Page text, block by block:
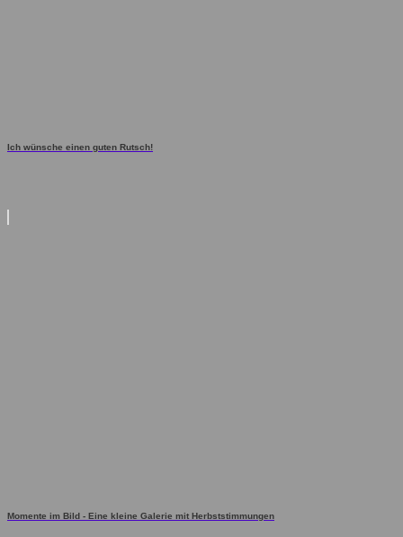
Ich wünsche einen guten Rutsch!
Momente im Bild - Eine kleine Galerie mit Herbststimmungen